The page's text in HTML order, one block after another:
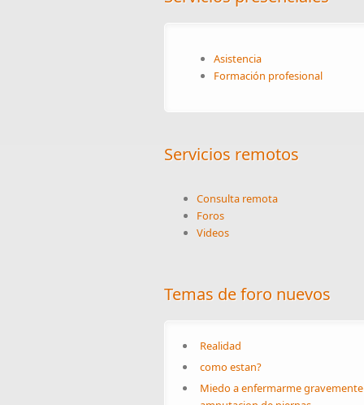
Asistencia
Formación profesional
Servicios remotos
Consulta remota
Foros
Videos
Temas de foro nuevos
Realidad
como estan?
Miedo a enfermarme